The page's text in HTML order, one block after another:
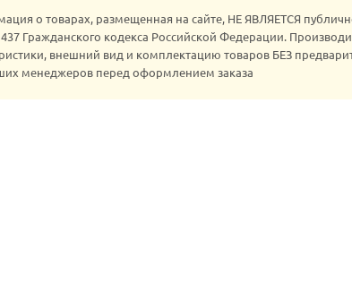
о товарах, размещенная на сайте, НЕ ЯВЛЯЕТСЯ
Гражданского кодекса Российской Федерации.
внешний вид и комплектацию товаров БЕЗ
менеджеров перед оформлением заказа